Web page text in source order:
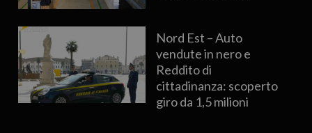
Nord Est – Auto
vendute in nero e
Reddito di
cittadinanza: scoperto
giro da 1,5 milioni